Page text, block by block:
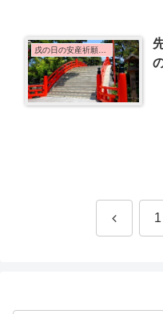
戌の日の安産祈願のこと
前 1